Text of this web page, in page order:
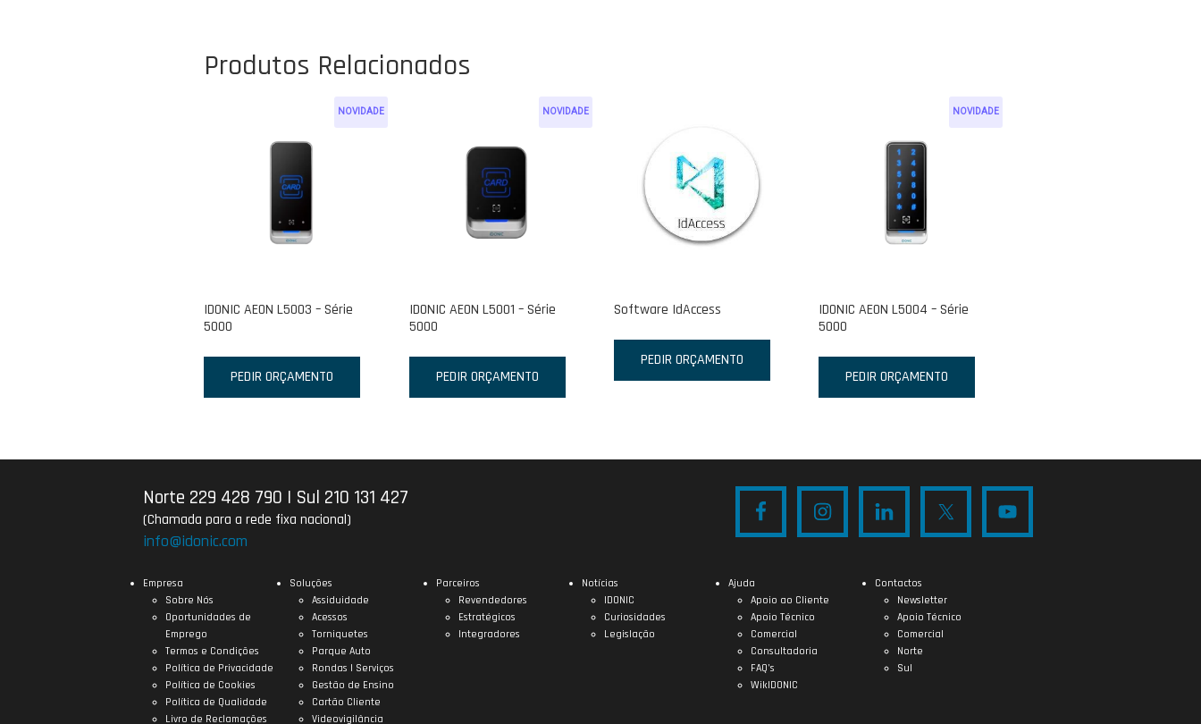
Produtos Relacionados
NOVIDADE
IDONIC AEON L5003 – Série
5000
PEDIR ORÇAMENTO
NOVIDADE
IDONIC AEON L5001 – Série
5000
PEDIR ORÇAMENTO
Software IdAccess
PEDIR ORÇAMENTO
NOVIDADE
IDONIC AEON L5004 – Série
5000
PEDIR ORÇAMENTO
Norte 229 428 790 | Sul 210 131 427
(Chamada para a rede fixa nacional)
info@idonic.com
Empresa
Sobre Nós
Oportunidades de
Emprego
Termos e Condições
Política de Privacidade
Política de Cookies
Política de Qualidade
Livro de Reclamações
Soluções
Assiduidade
Acessos
Torniquetes
Parque Auto
Rondas | Serviços
Gestão de Ensino
Cartão Cliente
Videovigilância
Parceiros
Revendedores
Estratégicos
Integradores
Notícias
IDONIC
Curiosidades
Legislação
Ajuda
Apoio ao Cliente
Apoio Técnico
Comercial
Consultadoria
FAQ’s
WikIDONIC
Contactos
Newsletter
Apoio Técnico
Comercial
Norte
Sul